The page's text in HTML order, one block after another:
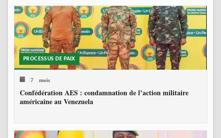
PROCESSUS DE PAIX
7 mois
Confédération AES : condamnation de l’action militaire
américaine au Venezuela